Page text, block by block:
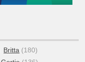
Britta (180)